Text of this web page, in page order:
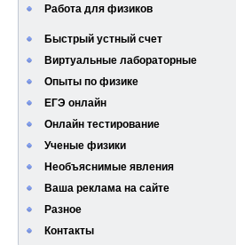
Работа для физиков
Быстрый устный счет
Виртуальные лабораторные
Опыты по физике
ЕГЭ онлайн
Онлайн тестирование
Ученые физики
Необъяснимые явления
Ваша реклама на сайте
Разное
Контакты